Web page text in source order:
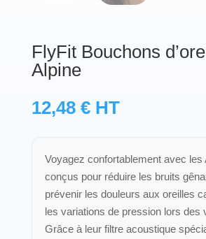
FlyFit Bouchons
Alpine
12,48 € HT
Voyagez confortablement avec les
conçus pour réduire les bruits
prévenir les douleurs aux oreilles
les variations de pression lors des
Grâce à leur filtre acoustique